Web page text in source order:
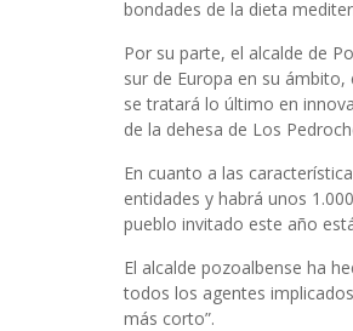
bondades de la dieta
Por su parte, el alcalde de
sur de Europa en su
se tratará lo último en
de la dehesa de Los
En cuanto a las
entidades y habrá unos
pueblo invitado este año
El alcalde pozoalbense ha
todos los agentes
más corto”.